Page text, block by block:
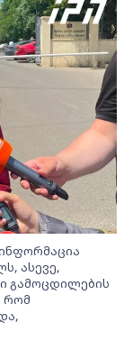
ასევე,
გამოცდილების
რომ